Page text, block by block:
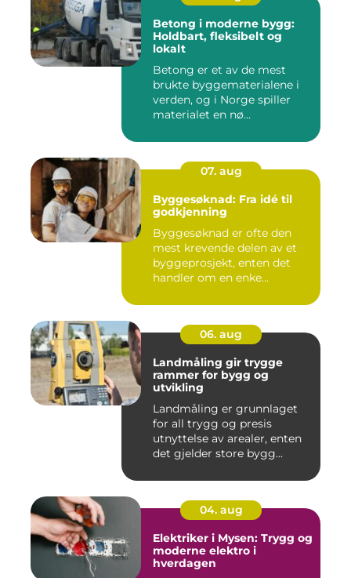
Betong i moderne bygg:
Holdbart, fleksibelt og
lokalt
Betong er et av de mest
brukte byggematerialene i
verden, og i Norge spiller
materialet en nø...
07. aug
Byggesøknad: Fra idé til
godkjenning
Byggesøknad er ofte den
mest krevende delen av et
byggeprosjekt, enten det
handler om en enke...
06. aug
Landmåling gir trygge
rammer for bygg og
utvikling
Landmåling er grunnlaget
for all trygg og presis
utnyttelse av arealer, enten
det gjelder store bygg...
04. aug
Elektriker i Mysen: Trygg og
moderne elektro i
hverdagen